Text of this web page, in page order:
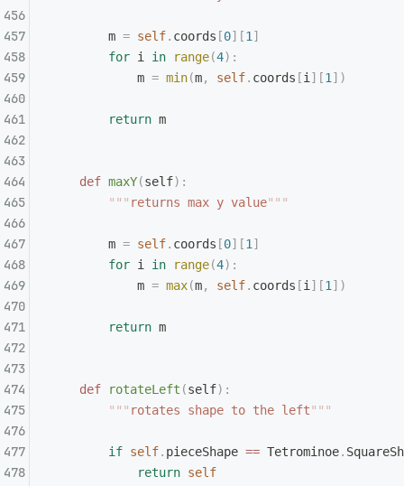
        m
= self. coords [0][1 ]
        for
i in range(4):
            m
= min(m, self. coords [i ][1 ])
        return
m
    def
maxY(self):
        """
returns max y value"""
        m
= self. coords [0][1 ]
        for
i in range(4):
            m
= max(m, self. coords [i ][1 ])
        return
m
    def
rotateLeft (self):
        """
rotates shape to the left"""
        if
self. pieceShape == Tetrominoe.
            return
self